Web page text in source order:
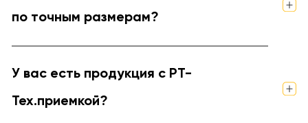
по точным размерам?
У вас есть продукция с РТ-
Тех.приемкой?